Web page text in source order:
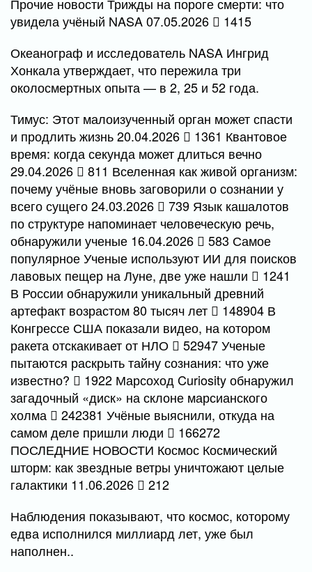
увидела учёный NASA 07.05.2026
1415
Океанограф и исследователь NASA Ингрид
Хонкала утверждает, что пережила три
околосмертных опыта — в 2, 25 и 52 года.
Тимус: Этот малоизученный орган может спасти
и продлить жизнь 20.04.2026
1361 Квантовое
время: когда секунда может длиться вечно
29.04.2026
811 Вселенная как живой организм:
почему учёные вновь заговорили о сознании у
всего сущего 24.03.2026
739 Язык кашалотов
по структуре напоминает человеческую речь,
обнаружили ученые 16.04.2026
583 Самое
популярное Ученые используют ИИ для поисков
лавовых пещер на Луне, две уже нашли
1241
В России обнаружили уникальный древний
артефакт возрастом 80 тысяч лет
148904 В
Конгрессе США показали видео, на котором
ракета отскакивает от НЛО
52947 Ученые
пытаются раскрыть тайну сознания: что уже
известно?
1922 Марсоход Curiosity обнаружил
загадочный «диск» на склоне марсианского
холма
242381 Учёные выяснили, откуда на
самом деле пришли люди
166272
ПОСЛЕДНИЕ НОВОСТИ Космос Космический
шторм: как звездные ветры уничтожают целые
галактики 11.06.2026
212
Наблюдения показывают, что космос, которому
едва исполнился миллиард лет, уже был
наполнен..